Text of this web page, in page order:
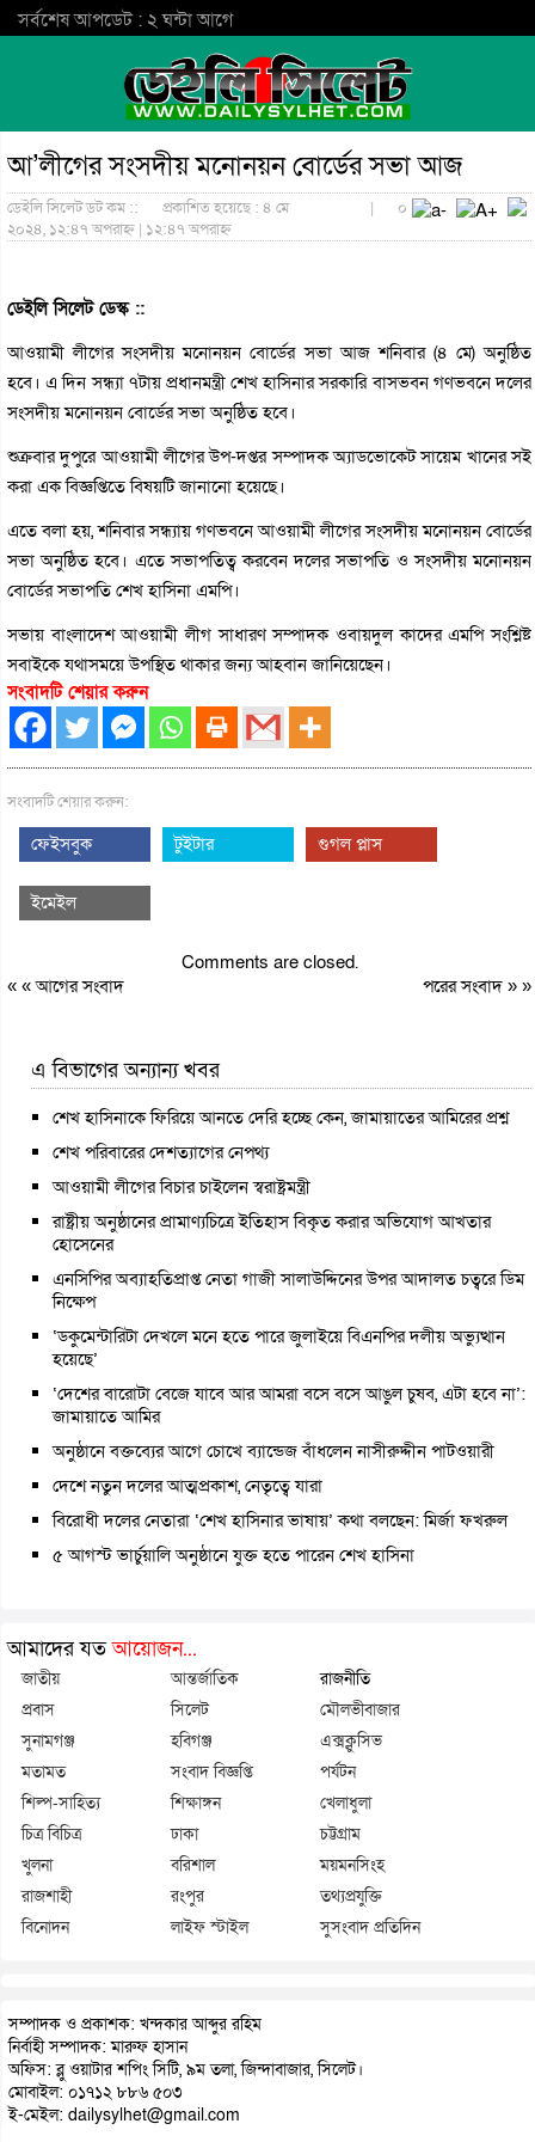
সর্বশেষ আপডেট : ২ ঘন্টা আগে
আ’লীগের সংসদীয় মনোনয়ন বোর্ডের সভা আজ
ডেইলি সিলেট ডট কম ::
প্রকাশিত হয়েছে : ৪ মে
২০২৪, ১২:৪৭ অপরাহ্ন | ১২:৪৭ অপরাহ্ন
| ০
ডেইলি সিলেট ডেস্ক ::
আওয়ামী লীগের সংসদীয় মনোনয়ন বোর্ডের সভা আজ শনিবার (৪ মে) অনুষ্ঠিত
হবে। এ দিন সন্ধ্যা ৭টায় প্রধানমন্ত্রী শেখ হাসিনার সরকারি বাসভবন গণভবনে দলের
সংসদীয় মনোনয়ন বোর্ডের সভা অনুষ্ঠিত হবে।
শুক্রবার দুপুরে আওয়ামী লীগের উপ-দপ্তর সম্পাদক অ্যাডভোকেট সায়েম খানের সই
করা এক বিজ্ঞপ্তিতে বিষয়টি জানানো হয়েছে।
এতে বলা হয়, শনিবার সন্ধ্যায় গণভবনে আওয়ামী লীগের সংসদীয় মনোনয়ন বোর্ডের
সভা অনুষ্ঠিত হবে। এতে সভাপতিত্ব করবেন দলের সভাপতি ও সংসদীয় মনোনয়ন
বোর্ডের সভাপতি শেখ হাসিনা এমপি।
সভায় বাংলাদেশ আওয়ামী লীগ সাধারণ সম্পাদক ওবায়দুল কাদের এমপি সংশ্লিষ্ট
সবাইকে যথাসময়ে উপস্থিত থাকার জন্য আহবান জানিয়েছেন।
সংবাদটি শেয়ার করুন
সংবাদটি শেয়ার করুন:
ফেইসবুক টুইটার গুগল প্লাস
ইমেইল
Comments are closed.
« «আগের সংবাদ পরের সংবাদ» »
এ বিভাগের অন্যান্য খবর
শেখ হাসিনাকে ফিরিয়ে আনতে দেরি হচ্ছে কেন, জামায়াতের আমিরের প্রশ্ন
শেখ পরিবারের দেশত্যাগের নেপথ্য
আওয়ামী লীগের বিচার চাইলেন স্বরাষ্ট্রমন্ত্রী
রাষ্ট্রীয় অনুষ্ঠানের প্রামাণ্যচিত্রে ইতিহাস বিকৃত করার অভিযোগ আখতার
হোসেনের
এনসিপির অব্যাহতিপ্রাপ্ত নেতা গাজী সালাউদ্দিনের উপর আদালত চত্বরে ডিম
নিক্ষেপ
‘ডকুমেন্টারিটা দেখলে মনে হতে পারে জুলাইয়ে বিএনপির দলীয় অভ্যুত্থান
হয়েছে’
‘দেশের বারোটা বেজে যাবে আর আমরা বসে বসে আঙুল চুষব, এটা হবে না’:
জামায়াতে আমির
অনুষ্ঠানে বক্তব্যের আগে চোখে ব্যান্ডেজ বাঁধলেন নাসীরুদ্দীন পাটওয়ারী
দেশে নতুন দলের আত্মপ্রকাশ, নেতৃত্বে যারা
বিরোধী দলের নেতারা ‘শেখ হাসিনার ভাষায়’ কথা বলছেন: মির্জা ফখরুল
৫ আগস্ট ভার্চুয়ালি অনুষ্ঠানে যুক্ত হতে পারেন শেখ হাসিনা
আমাদের যতআয়োজন...
জাতীয় আন্তর্জাতিক
রাজনীতি
প্রবাস
সিলেট
মৌলভীবাজার
সুনামগঞ্জ
হবিগঞ্জ
এক্সক্লুসিভ
মতামত
সংবাদ বিজ্ঞপ্তি
পর্যটন
শিল্প-সাহিত্য
শিক্ষাঙ্গন
খেলাধুলা
চিত্র বিচিত্র
ঢাকা
চট্টগ্রাম
খুলনা
বরিশাল
ময়মনসিংহ
রাজশাহী
রংপুর
তথ্যপ্রযুক্তি
বিনোদন
লাইফ স্টাইল সুসংবাদ প্রতিদিন
সম্পাদক ও প্রকাশক: খন্দকার আব্দুর রহিম
নির্বাহী সম্পাদক: মারুফ হাসান
অফিস: ব্লু ওয়াটার শপিং সিটি, ৯ম তলা, জিন্দাবাজার, সিলেট।
মোবাইল: ০১৭১২ ৮৮৬ ৫০৩
ই-মেইল: dailysylhet@gmail.com